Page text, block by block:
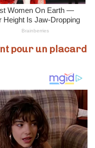
pour un placard